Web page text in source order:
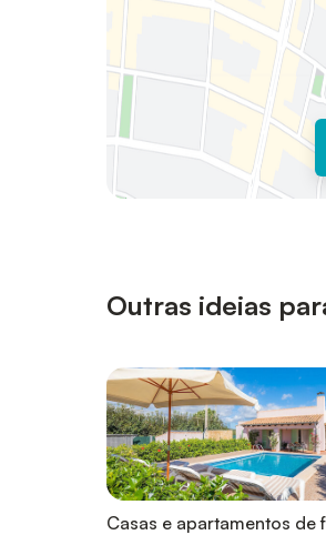
Outras ideias
Casas e apartamentos de